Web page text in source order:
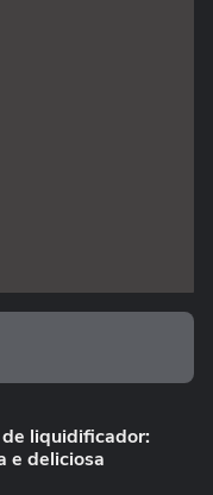
liquidificador:
e deliciosa